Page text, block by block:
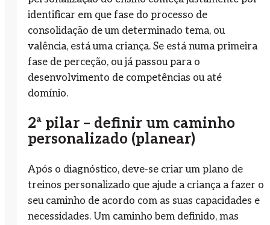
identificar em que fase do processo de
consolidação de um determinado tema, ou
valência, está uma criança. Se está numa primeira
fase de perceção, ou já passou para o
desenvolvimento de competências ou até
domínio.
2ª pilar – definir um caminho
personalizado (planear)
Após o diagnóstico, deve-se criar um plano de
treinos personalizado que ajude a criança a fazer o
seu caminho de acordo com as suas capacidades e
necessidades. Um caminho bem definido, mas